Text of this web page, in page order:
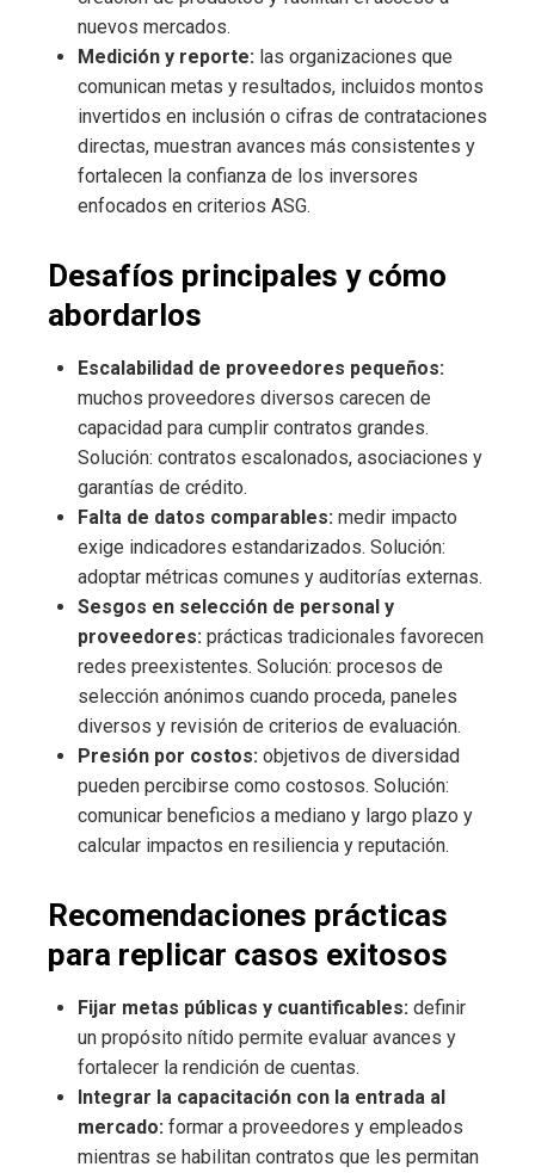
nuevos mercados.
Medición y reporte: las organizaciones que
comunican metas y resultados, incluidos montos
invertidos en inclusión o cifras de contrataciones
directas, muestran avances más consistentes y
fortalecen la confianza de los inversores
enfocados en criterios ASG.
Desafíos principales y cómo
abordarlos
Escalabilidad de proveedores pequeños:
muchos proveedores diversos carecen de
capacidad para cumplir contratos grandes.
Solución: contratos escalonados, asociaciones y
garantías de crédito.
Falta de datos comparables: medir impacto
exige indicadores estandarizados. Solución:
adoptar métricas comunes y auditorías externas.
Sesgos en selección de personal y
proveedores: prácticas tradicionales favorecen
redes preexistentes. Solución: procesos de
selección anónimos cuando proceda, paneles
diversos y revisión de criterios de evaluación.
Presión por costos: objetivos de diversidad
pueden percibirse como costosos. Solución:
comunicar beneficios a mediano y largo plazo y
calcular impactos en resiliencia y reputación.
Recomendaciones prácticas
para replicar casos exitosos
Fijar metas públicas y cuantificables: definir
un propósito nítido permite evaluar avances y
fortalecer la rendición de cuentas.
Integrar la capacitación con la entrada al
mercado: formar a proveedores y empleados
mientras se habilitan contratos que les permitan